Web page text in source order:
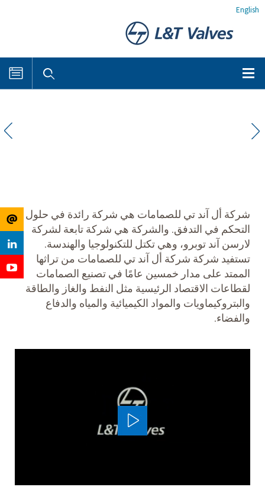
English
شركة أل آند تي للصمامات هي شركة رائدة في حلول
التحكم في التدفق. والشركة هي شركة تابعة لشركة
لارسن آند توبرو، وهي تكتل للتكنولوجيا والهندسة.
تستفيد شركة شركة أل آند تي للصمامات من تراثها
الممتد على مدار خمسين عامًا في تصنيع الصمامات
لقطاعات الاقتصاد الرئيسية مثل النفط والغاز والطاقة
والبتروكيماويات والمواد الكيميائية والمياه والدفاع
والفضاء.